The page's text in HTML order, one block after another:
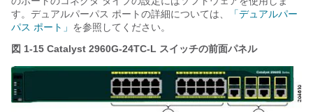
す。デュアルパーパス ポートの詳細については、
「デュアルパー
パス ポート」 を参照してください。
図 1-15 Catalyst 2960G-24TC-L スイッチの前面パネル